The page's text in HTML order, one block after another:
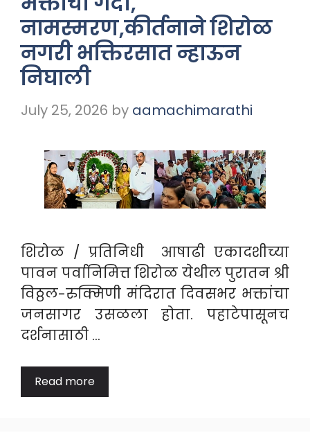
नामस्मरण,कीर्तनाने शिरोळ
नगरी भक्तिरसात न्हाऊन
निघाली
July 25, 2026 by aamachimarathi
शिरोळ / प्रतिनिधी आषाढी एकादशीच्या
पावन पर्वानिमित्त शिरोळ येथील पुरातन श्री
विठ्ठल-रुक्मिणी मंदिरात दिवसभर भक्तांचा
जनसागर उसळला होता. पहाटेपासूनच
दर्शनासाठी …
Read more